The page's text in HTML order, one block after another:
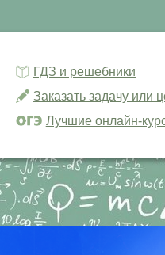
ГДЗ и решебники
Заказать задачу или
Лучшие онлайн-